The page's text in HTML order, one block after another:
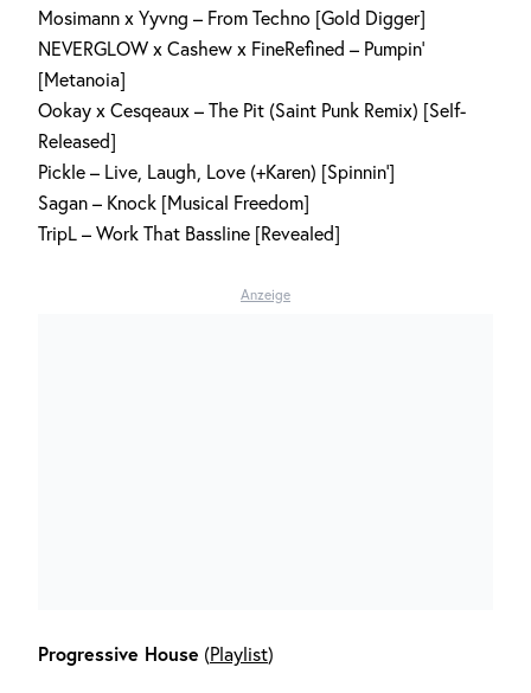
Mosimann x Yyvng – From Techno [Gold Digger]
NEVERGLOW x Cashew x FineRefined – Pumpin‘
[Metanoia]
Ookay x Cesqeaux – The Pit (Saint Punk Remix) [Self-
Released]
Pickle – Live, Laugh, Love (+Karen) [Spinnin‘]
Sagan – Knock [Musical Freedom]
TripL – Work That Bassline [Revealed]
Anzeige
Progressive House (Playlist)